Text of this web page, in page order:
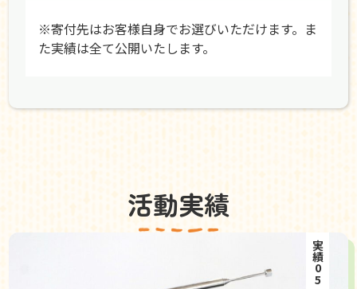
※寄付先はお客様自身でお選びいただけます。ま
た実績は全て公開いたします。
活動実績
実績05